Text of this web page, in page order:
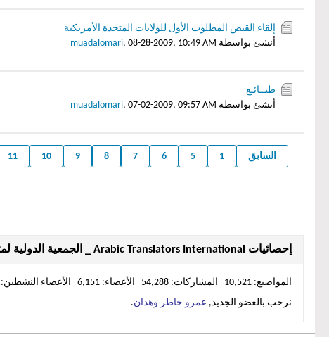
إلقاء القبض المطلوب الأول للولايات المتحدة الأمريكية
أنشئ بواسطة
muadalomari, 08-28-2009, 10:49 AM
طبــائـع
أنشئ بواسطة
muadalomari, 07-02-2009, 09:57 AM
السابق 1
5
6
7
8
9
10
11
إحصائيات Arabic Translators International _ الجمعية الدولية لمترجمي العربية
المواضيع: 10,521 المشاركات: 54,288 الأعضاء: 6,151 الأعضاء النشطين: 1
نرحب بالعضو الجديد, عمرو خاطر وهدان.